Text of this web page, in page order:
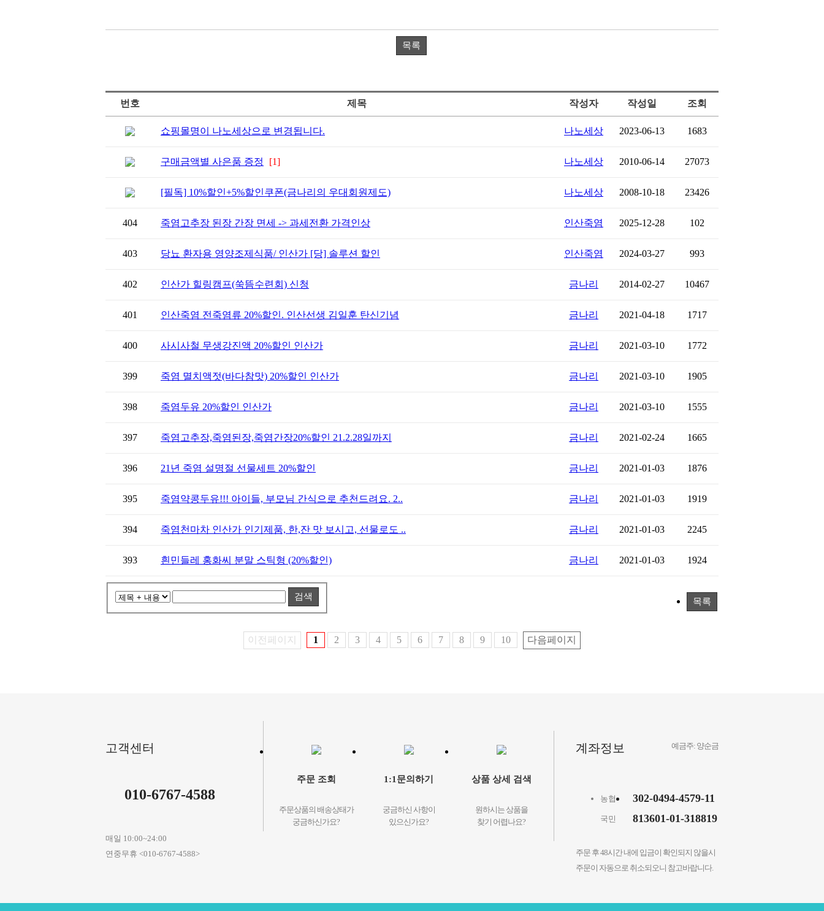
목록
번호 제목 작성자 작성일 조회
쇼핑몰명이 나노세상으로 변경됩니다. 나노세상 2023-06-13 1683
구매금액별 사은품 증정 [1] 나노세상 2010-06-14 27073
[필독] 10%할인+5%할인쿠폰(금나리의 우대회원제도) 나노세상 2008-10-18 23426
404 죽염고추장 된장 간장 면세 -> 과세전환 가격인상 인산죽염 2025-12-28 102
403 당뇨 환자용 영양조제식품/ 인산가 [당] 솔루션 할인 인산죽염 2024-03-27 993
402 인산가 힐링캠프(쑥뜸수련회) 신청 금나리 2014-02-27 10467
401 인산죽염 전죽염류 20%할인. 인산선생 김일훈 탄신기념 금나리 2021-04-18 1717
400 사시사철 무생강진액 20%할인 인산가 금나리 2021-03-10 1772
399 죽염 멸치액젓(바다참맛) 20%할인 인산가 금나리 2021-03-10 1905
398 죽염두유 20%할인 인산가 금나리 2021-03-10 1555
397 죽염고추장,죽염된장,죽염간장20%할인 21.2.28일까지 금나리 2021-02-24 1665
396 21년 죽염 설명절 선물세트 20%할인 금나리 2021-01-03 1876
395 죽염약콩두유!!! 아이들, 부모님 간식으로 추천드려요. 2.. 금나리 2021-01-03 1919
394 죽염천마차 인산가 인기제품, 한,잔 맛 보시고, 선물로도 .. 금나리 2021-01-03 2245
393 흰민들레 홍화씨 분말 스틱형 (20%할인) 금나리 2021-01-03 1924
검색
목록
이전페이지 1 2 3 4 5 6 7 8 9 10 다음페이지
고객센터
010-6767-4588
매일 10:00~24:00
연중무휴 <010-6767-4588>
주문 조회
주문상품의 배송상태가
궁금하신가요?
1:1문의하기
궁금하신 사항이
있으신가요?
상품 상세 검색
원하시는 상품을
찾기 어렵나요?
계좌정보 예금주: 양순금
농협
국민
302-0494-4579-11
813601-01-318819
주문 후 48시간 내에 입금이 확인되지 않을시
주문이 자동으로 취소되오니 참고바랍니다.